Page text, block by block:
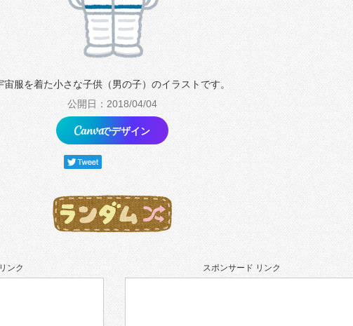
宙服を着た小さな子供（男の子）のイラストです。
公開日：2018/04/04
でデザイン
ンク スポンサード リンク